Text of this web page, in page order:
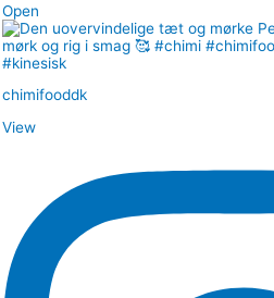
Open
chimifooddk
View